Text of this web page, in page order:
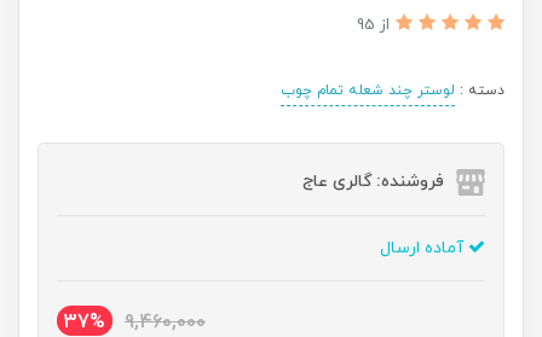
از 95
دسته : لوستر چند شعله تمام چوب
فروشنده: گالری عاج
آماده ارسال
9,460,000
37%